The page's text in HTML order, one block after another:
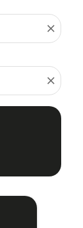
close
close